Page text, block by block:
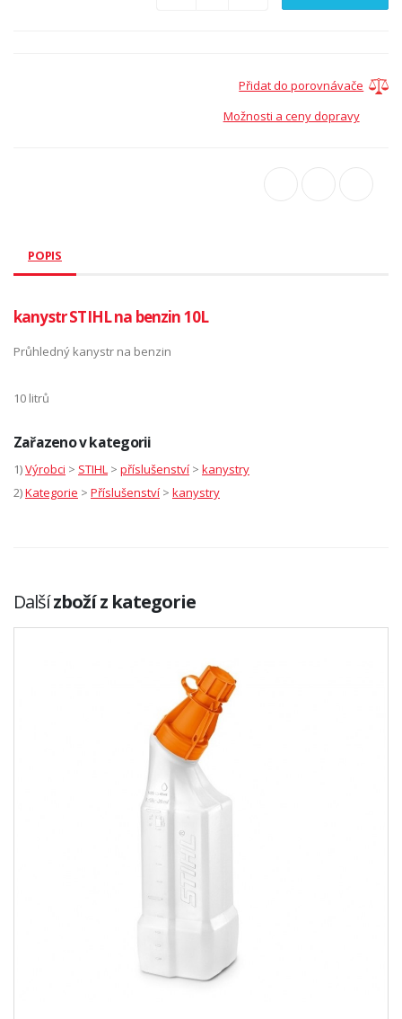
Přidat do porovnávače
Možnosti a ceny dopravy
POPIS
kanystr STIHL na benzin 10L
Průhledný kanystr na benzin
10 litrů
Zařazeno v kategorii
1)Výrobci > STIHL > příslušenství > kanystry
2)Kategorie > Příslušenství > kanystry
Dalšízboží z kategorie